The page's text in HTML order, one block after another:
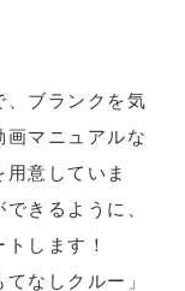
、ブランクを気
画マニュアルな
意していま
きるように、
します！
なしクルー」